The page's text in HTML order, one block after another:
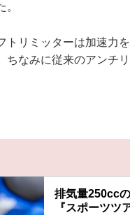
トリミッターは加速力
なみに従来のアンチ
排気量250cc
『スポーツツ